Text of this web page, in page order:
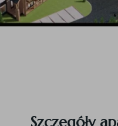
Szczegóły